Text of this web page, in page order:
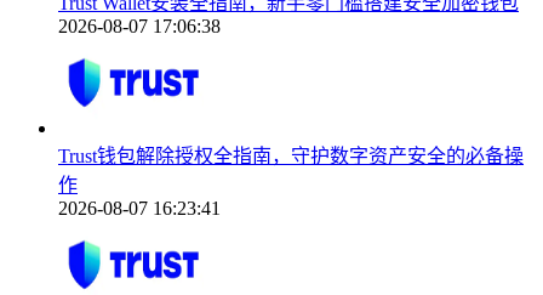
2026-08-07 17:06:38
Trust钱包解除授权全指南，守护数字资产安全的必备操
作
2026-08-07 16:23:41